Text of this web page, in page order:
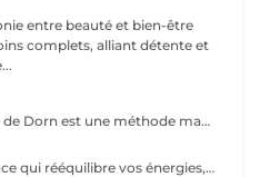
entre beauté et bien-être
complets, alliant détente et
Thérapie de Dorn La thérapie de Dorn est une méthode manuelle douce qui vise à rétablir l'équilibre du corps en corrigeant les désalignements des articulations et de la colonne vertébrale. Contrairement aux manipulations brusques, les corrections sont réalisées en douceur, toujours en mouvement et avec la participation active de la personne. Formé à l'École Bodyfeet, Simon Rothen utilise la méthode Dorn pour rechercher les déséquilibres pouvant être à l'origine de douleurs ou de limitations fonctionnelles. Une attention particulière est portée à la longueur fonctionnelle des jambes, au bassin, à la colonne vertébrale ainsi qu'à l'ensemble des articulations, afin de retrouver un alignement harmonieux du corps. La thérapie de Dorn peut être associée à un massage thérapeutique afin de détendre les tissus avant les corrections manuelles et d'en optimiser les effets. Cette approche globale favorise une meilleure mobilité, diminue les tensions musculaires et aide le corps à retrouver son équilibre naturel. La thérapie de Dorn est particulièrement indiquée en cas de : - douleurs du dos et des lombaires - tensions de la nuque et des épaules - sciatique - douleurs des hanches, des genoux ou des pieds - limitations de mobilité - déséquilibres posturaux - inconfort lié à certaines activités professionnelles ou sportives. Chaque traitement est adapté aux besoins de la personne. Des conseils simples et des exercices peuvent également être proposés afin de prolonger les bienfaits de la séance et de favoriser un résultat durable. Chez ISHA Éveil & Beauté, nous privilégions une approche personnalisée, respectueuse du corps et de son fonctionnement naturel, afin de vous accompagner vers un meilleur confort de vie, davantage de mobilité et un bien-être durable.
Le Reiki est une pratique douce qui rééquilibre vos énergies, apaise le mental et recharge vos batteries intérieures. C'est comme une bulle de calme où l'on dépose le stress et où l'on retrouve son harmonie profonde.